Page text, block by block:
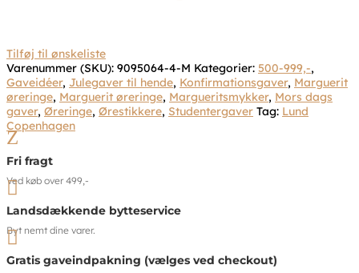
Tilføj til ønskeliste
Varenummer (SKU): 9095064-4-M Kategorier: 500-999,-,
Gaveidéer, Julegaver til hende, Konfirmationsgaver, Marguerit
øreringe, Marguerit øreringe, Margueritsmykker, Mors dags
gaver, Øreringe, Ørestikkere, Studentergaver Tag: Lund
Copenhagen
Z
Fri fragt
Ved køb over 499,-

Landsdækkende bytteservice
Byt nemt dine varer.

Gratis gaveindpakning (vælges ved checkout)